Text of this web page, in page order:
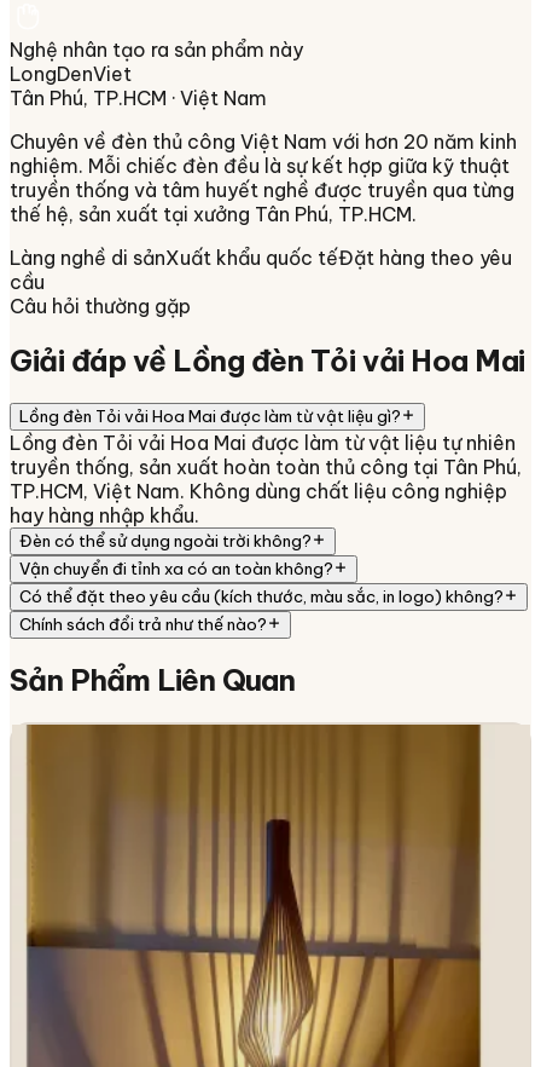
Nghệ nhân tạo ra sản phẩm này
LongDenViet
Tân Phú, TP.HCM · Việt Nam
Chuyên về đèn thủ công Việt Nam với hơn 20 năm kinh
nghiệm. Mỗi chiếc đèn đều là sự kết hợp giữa kỹ thuật
truyền thống và tâm huyết nghề được truyền qua từng
thế hệ, sản xuất tại xưởng Tân Phú, TP.HCM.
Làng nghề di sảnXuất khẩu quốc tếĐặt hàng theo yêu
cầu
Câu hỏi thường gặp
Giải đáp về Lồng đèn Tỏi vải Hoa Mai
Lồng đèn Tỏi vải Hoa Mai được làm từ vật liệu gì?
Lồng đèn Tỏi vải Hoa Mai được làm từ vật liệu tự nhiên
truyền thống, sản xuất hoàn toàn thủ công tại Tân Phú,
TP.HCM, Việt Nam. Không dùng chất liệu công nghiệp
hay hàng nhập khẩu.
Đèn có thể sử dụng ngoài trời không?
Vận chuyển đi tỉnh xa có an toàn không?
Có thể đặt theo yêu cầu (kích thước, màu sắc, in logo) không?
Chính sách đổi trả như thế nào?
Sản Phẩm Liên Quan